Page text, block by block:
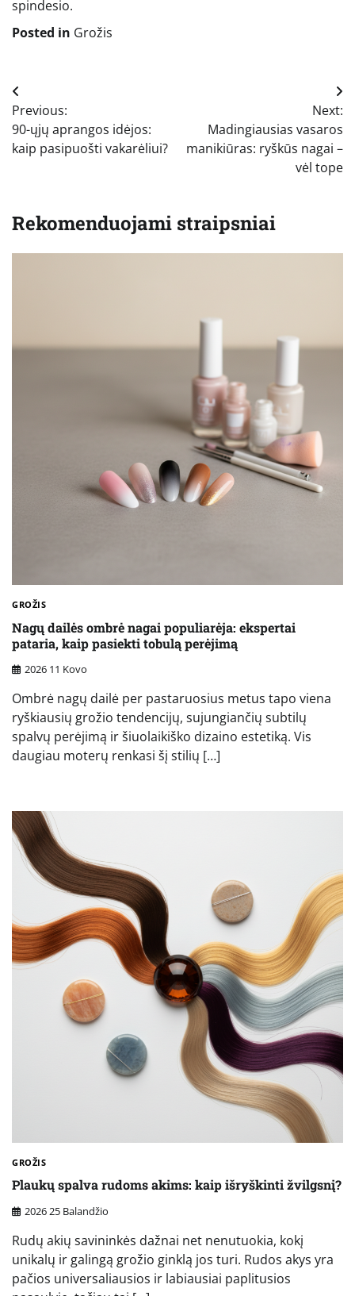
spindesio.
Posted in Grožis
Navigacija
tarp
įrašų
Previous:
90-ųjų aprangos idėjos:
kaip pasipuošti vakarėliui?
Next:
Madingiausias vasaros
manikiūras: ryškūs nagai –
vėl tope
Rekomenduojami straipsniai
GROŽIS
Nagų dailės ombrė nagai populiarėja: ekspertai
pataria, kaip pasiekti tobulą perėjimą
2026 11 Kovo
Ombrė nagų dailė per pastaruosius metus tapo viena
ryškiausių grožio tendencijų, sujungiančių subtilų
spalvų perėjimą ir šiuolaikiško dizaino estetiką. Vis
daugiau moterų renkasi šį stilių […]
GROŽIS
Plaukų spalva rudoms akims: kaip išryškinti žvilgsnį?
2026 25 Balandžio
Rudų akių savininkės dažnai net nenutuokia, kokį
unikalų ir galingą grožio ginklą jos turi. Rudos akys yra
pačios universaliausios ir labiausiai paplitusios